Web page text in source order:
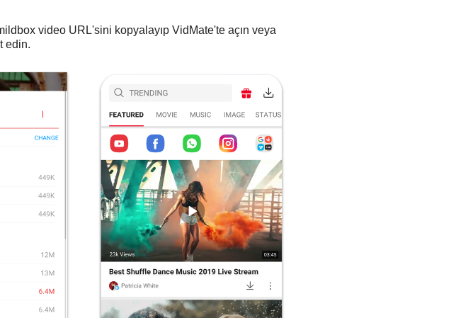
video URL'sini kopyalayıp VidMate'te açın veya
edin.